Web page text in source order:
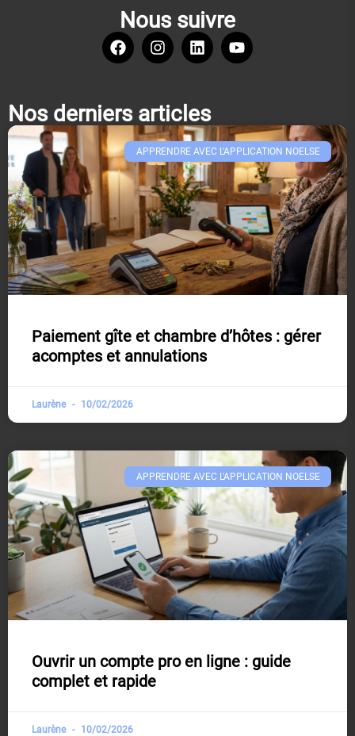
Nous suivre
Nos derniers articles
APPRENDRE AVEC L'APPLICATION NOELSE​
Paiement gîte et chambre d’hôtes : gérer
acomptes et annulations
Laurène 10/02/2026
APPRENDRE AVEC L'APPLICATION NOELSE​
Ouvrir un compte pro en ligne : guide
complet et rapide
Laurène 10/02/2026